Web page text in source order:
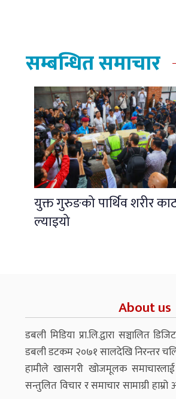
सम्बन्धित समाचार
युक्त गुरुङको पार्थिव शरीर
ल्याइयो
About us
डबली मिडिया प्रा.लि.द्वारा सञ्चालित
डबली डटकम २०७१ सालदेखि निरन्तर
हामीले खासगरी खोजमूलक
सन्तुलित विचार र समाचार सामाग्री